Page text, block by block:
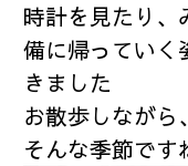
時計を見たり、
備に帰っていく
きました
お散歩しながら
そんな季節です